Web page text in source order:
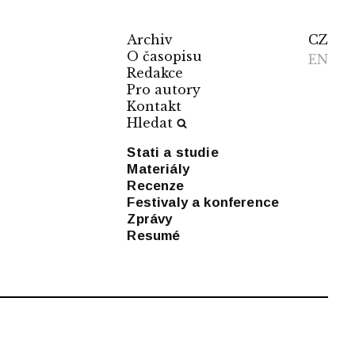
Archiv
O časopisu
Redakce
Pro autory
Kontakt
Hledat
Stati a studie
Materiály
Recenze
Festivaly a konference
Zprávy
Resumé
CZ
EN